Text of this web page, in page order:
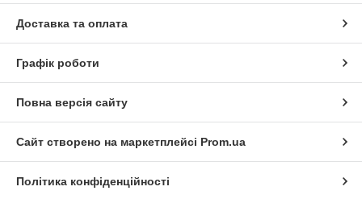
Доставка та оплата
Графік роботи
Повна версія сайту
Сайт створено на маркетплейсі Prom.ua
Політика конфіденційності